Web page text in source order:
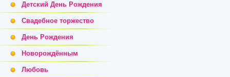
Детский День Рождения
Свадебное торжество
День Рождения
Новорождённым
Любовь